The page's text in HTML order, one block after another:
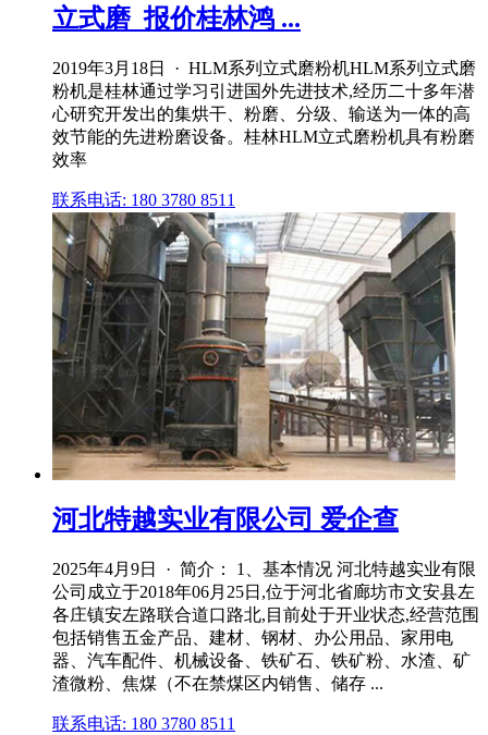
立式磨_报价桂林鸿 ...
2019年3月18日 · HLM系列立式磨粉机HLM系列立式磨
粉机是桂林通过学习引进国外先进技术,经历二十多年潜
心研究开发出的集烘干、粉磨、分级、输送为一体的高
效节能的先进粉磨设备。桂林HLM立式磨粉机具有粉磨
效率
联系电话: 180 3780 8511
河北特越实业有限公司 爱企查
2025年4月9日 · 简介： 1、基本情况 河北特越实业有限
公司成立于2018年06月25日,位于河北省廊坊市文安县左
各庄镇安左路联合道口路北,目前处于开业状态,经营范围
包括销售五金产品、建材、钢材、办公用品、家用电
器、汽车配件、机械设备、铁矿石、铁矿粉、水渣、矿
渣微粉、焦煤（不在禁煤区内销售、储存 ...
联系电话: 180 3780 8511